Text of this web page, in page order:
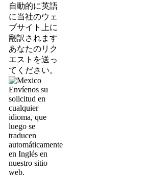
自動的に英語
に当社のウェ
ブサイト上に
翻訳されます
あなたのリク
エストを送っ
てください。
Envíenos su
solicitud en
cualquier
idioma, que
luego se
traducen
automáticamente
en Inglés en
nuestro sitio
web.